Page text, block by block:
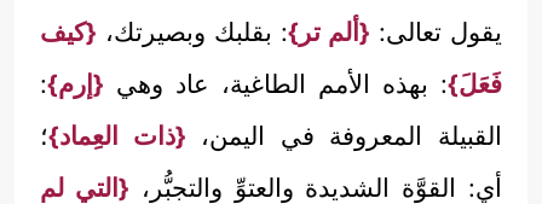
يقول تعالى: {ألم تر}: بقلبك وبصيرتك، {كيف
فَعَلَ}: بهذه الأمم الطاغية، عاد وهي {إرم}:
القبيلة المعروفة في اليمن، {ذات العِماد}؛
أي: القوَّة الشديدة والعتوِّ والتجبُّر، {التي لم